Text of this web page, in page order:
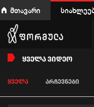
მთავარი
ᲧᲕᲔᲚᲐ ᲕᲘᲓᲔᲝ
ᲧᲕᲔᲚᲐ ᲐᲠᲩᲔᲕᲜᲔᲑᲘ